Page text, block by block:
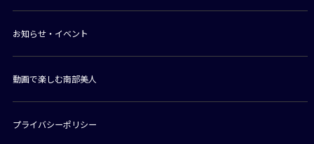
お知らせ・イベント
動画で楽しむ南部美人
プライバシーポリシー